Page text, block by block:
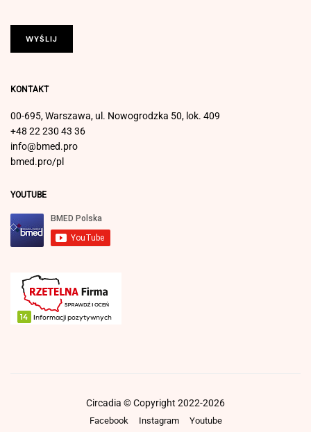
KONTAKT
00-695, Warszawa, ul. Nowogrodzka 50, lok. 409
+48 22 230 43 36
info@bmed.pro
bmed.pro/pl
YOUTUBE
Circadia © Copyright 2022-2026
Facebook Instagram Youtube